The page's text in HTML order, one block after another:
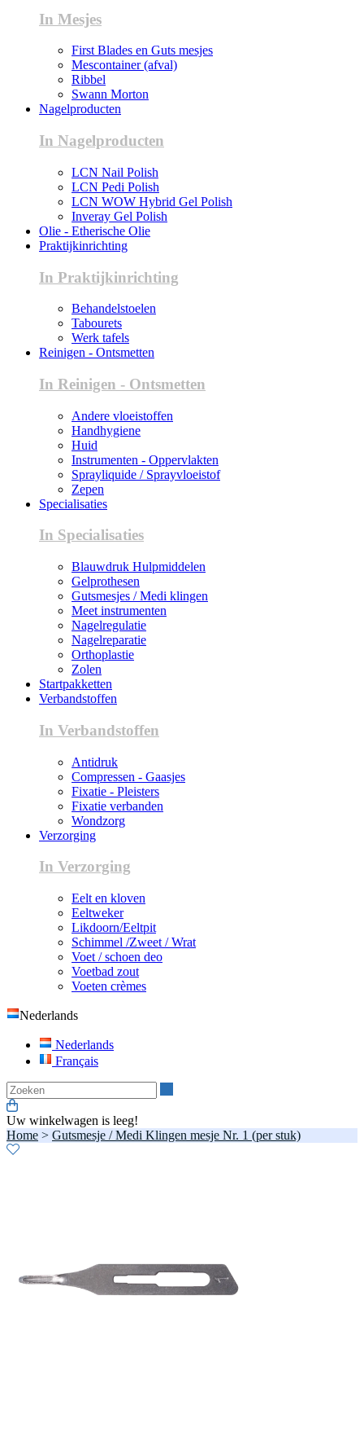
In Mesjes
First Blades en Guts mesjes
Mescontainer (afval)
Ribbel
Swann Morton
Nagelproducten
In Nagelproducten
LCN Nail Polish
LCN Pedi Polish
LCN WOW Hybrid Gel Polish
Inveray Gel Polish
Olie - Etherische Olie
Praktijkinrichting
In Praktijkinrichting
Behandelstoelen
Tabourets
Werk tafels
Reinigen - Ontsmetten
In Reinigen - Ontsmetten
Andere vloeistoffen
Handhygiene
Huid
Instrumenten - Oppervlakten
Sprayliquide / Sprayvloeistof
Zepen
Specialisaties
In Specialisaties
Blauwdruk Hulpmiddelen
Gelprothesen
Gutsmesjes / Medi klingen
Meet instrumenten
Nagelregulatie
Nagelreparatie
Orthoplastie
Zolen
Startpakketten
Verbandstoffen
In Verbandstoffen
Antidruk
Compressen - Gaasjes
Fixatie - Pleisters
Fixatie verbanden
Wondzorg
Verzorging
In Verzorging
Eelt en kloven
Eeltweker
Likdoorn/Eeltpit
Schimmel /Zweet / Wrat
Voet / schoen deo
Voetbad zout
Voeten crèmes
Nederlands
Nederlands
Français
Uw winkelwagen is leeg!
Home > Gutsmesje / Medi Klingen mesje Nr. 1 (per stuk)